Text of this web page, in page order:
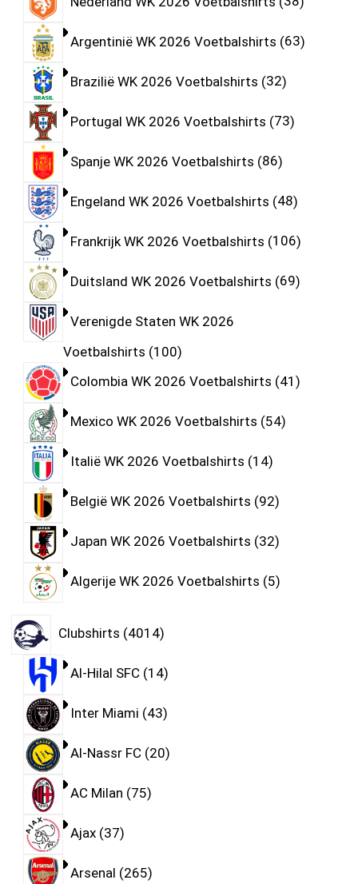
Argentinië WK 2026 Voetbalshirts 63
Brazilië WK 2026 Voetbalshirts 32
Portugal WK 2026 Voetbalshirts 73
Spanje WK 2026 Voetbalshirts 86
Engeland WK 2026 Voetbalshirts 48
Frankrijk WK 2026 Voetbalshirts 106
Duitsland WK 2026 Voetbalshirts 69
Verenigde Staten WK 2026
Voetbalshirts 100
Colombia WK 2026 Voetbalshirts 41
Mexico WK 2026 Voetbalshirts 54
Italië WK 2026 Voetbalshirts 14
België WK 2026 Voetbalshirts 92
Japan WK 2026 Voetbalshirts 32
Algerije WK 2026 Voetbalshirts 5
Clubshirts 4014
Al-Hilal SFC 14
Inter Miami 43
Al-Nassr FC 20
AC Milan 75
Ajax 37
Arsenal 265